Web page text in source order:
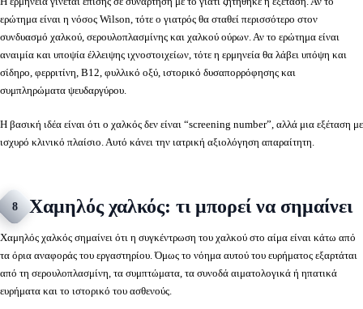
ερώτημα είναι η νόσος Wilson, τότε ο γιατρός θα σταθεί περισσότερο στον
συνδυασμό χαλκού, σερουλοπλασμίνης και χαλκού ούρων. Αν το ερώτημα είναι
αναιμία και υποψία έλλειψης ιχνοστοιχείων, τότε η ερμηνεία θα λάβει υπόψη και
σίδηρο, φερριτίνη, B12, φυλλικό οξύ, ιστορικό δυσαπορρόφησης και
συμπληρώματα ψευδαργύρου.
Η βασική ιδέα είναι ότι ο χαλκός δεν είναι “screening number”, αλλά μια εξέταση με
ισχυρό κλινικό πλαίσιο. Αυτό κάνει την ιατρική αξιολόγηση απαραίτητη.
8 Χαμηλός χαλκός: τι μπορεί να σημαίνει
Χαμηλός χαλκός σημαίνει ότι η συγκέντρωση του χαλκού στο αίμα είναι κάτω από
τα όρια αναφοράς του εργαστηρίου. Όμως το νόημα αυτού του ευρήματος εξαρτάται
από τη σερουλοπλασμίνη, τα συμπτώματα, τα συνοδά αιματολογικά ή ηπατικά
ευρήματα και το ιστορικό του ασθενούς.